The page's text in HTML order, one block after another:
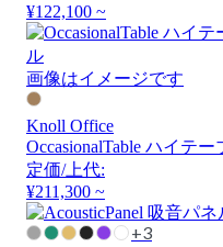
¥122,100 ~
画像はイメージです
Knoll Office
OccasionalTable ハイテ
定価/上代:
¥211,300 ~
+3